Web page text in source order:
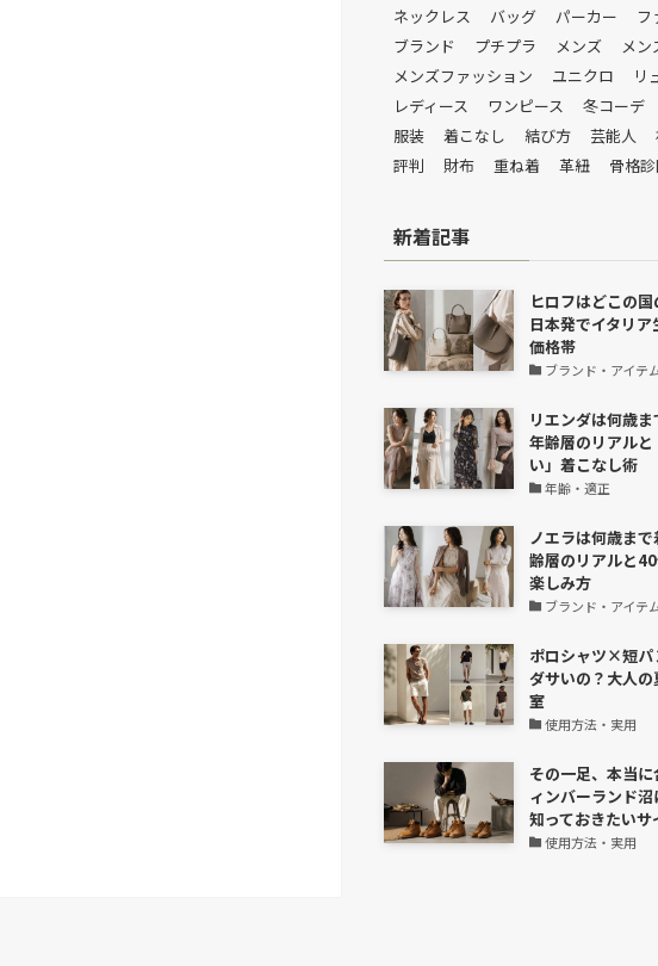
ネックレス
バッグ パーカー
フ
ブランド
プチプラ メンズ
メン
メンズファッション
ユニクロ
リ
レディース
ワンピース 冬コーデ
服装
着こなし 結び方 芸能人
評判
財布 重ね着 革紐 骨格
新着記事
ヒロフはどこの
日本発でイタリア
価格帯
ブランド・アイテ
リエンダは何歳ま
年齢層のリアル
い」着こなし術
年齢・適正
ノエラは何歳ま
齢層のリアルと
楽しみ方
ブランド・アイテ
ポロシャツ×短パ
ダサいの？大人
室
使用方法・実用
その一足、本当
ィンバーランド
知っておきたいサ
使用方法・実用